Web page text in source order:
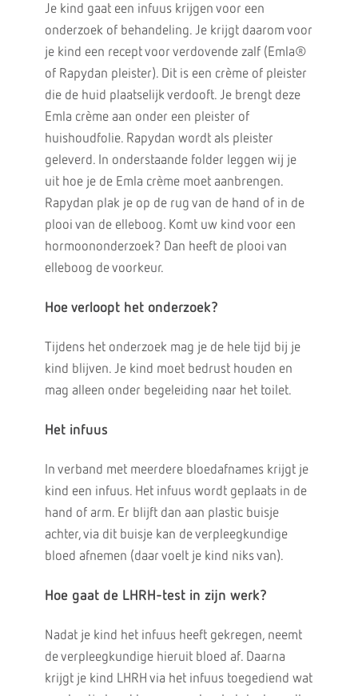
Je kind gaat een infuus krijgen voor een
onderzoek of behandeling. Je krijgt daarom voor
je kind een recept voor verdovende zalf (Emla®
of Rapydan pleister). Dit is een crème of pleister
die de huid plaatselijk verdooft. Je brengt deze
Emla crème aan onder een pleister of
huishoudfolie. Rapydan wordt als pleister
geleverd. In onderstaande folder leggen wij je
uit hoe je de Emla crème moet aanbrengen.
Rapydan plak je op de rug van de hand of in de
plooi van de elleboog. Komt uw kind voor een
hormoononderzoek? Dan heeft de plooi van
elleboog de voorkeur.
Hoe verloopt het onderzoek?
Tijdens het onderzoek mag je de hele tijd bij je
kind blijven. Je kind moet bedrust houden en
mag alleen onder begeleiding naar het toilet.
Het infuus
In verband met meerdere bloedafnames krijgt je
kind een infuus. Het infuus wordt geplaats in de
hand of arm. Er blijft dan aan plastic buisje
achter, via dit buisje kan de verpleegkundige
bloed afnemen (daar voelt je kind niks van).
Hoe gaat de LHRH-test in zijn werk?
Nadat je kind het infuus heeft gekregen, neemt
de verpleegkundige hieruit bloed af. Daarna
krijgt je kind LHRH via het infuus toegediend wat